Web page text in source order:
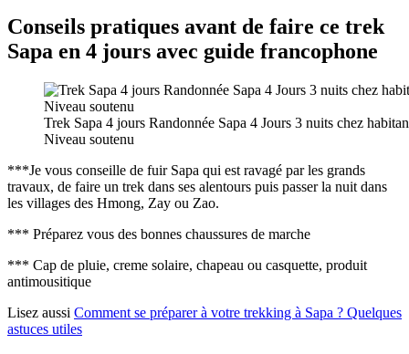
Conseils pratiques avant de faire ce trek
Sapa en 4 jours avec guide francophone
Trek Sapa 4 jours Randonnée Sapa 4 Jours 3 nuits chez
Niveau soutenu
***Je vous conseille de fuir Sapa qui est ravagé par les grands
travaux, de faire un trek dans ses alentours puis passer la nuit dans
les villages des Hmong, Zay ou Zao.
*** Préparez vous des bonnes chaussures de marche
*** Cap de pluie, creme solaire, chapeau ou casquette, produit
antimousitique
Lisez aussi Comment se préparer à votre trekking à Sapa ? Quelques
astuces utiles